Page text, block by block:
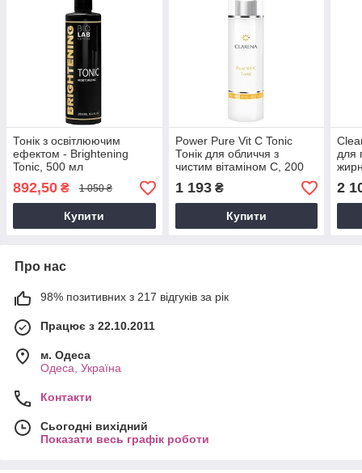
Тонік з освітлюючим
ефектом - Brightening
Tonic, 500 мл
892,50 ₴ 1 050 ₴
Купити
Power Pure Vit C Tonic
Тонік для обличчя з
чистим вітаміном С, 200
мл
1 193₴
Купити
для
2
Про нас
98% позитивних з 217 відгуків за рік
Працює з 22.10.2011
м. Одеса
Одеса, Україна
Контакти
Сьогодні вихідний
Показати весь графік роботи